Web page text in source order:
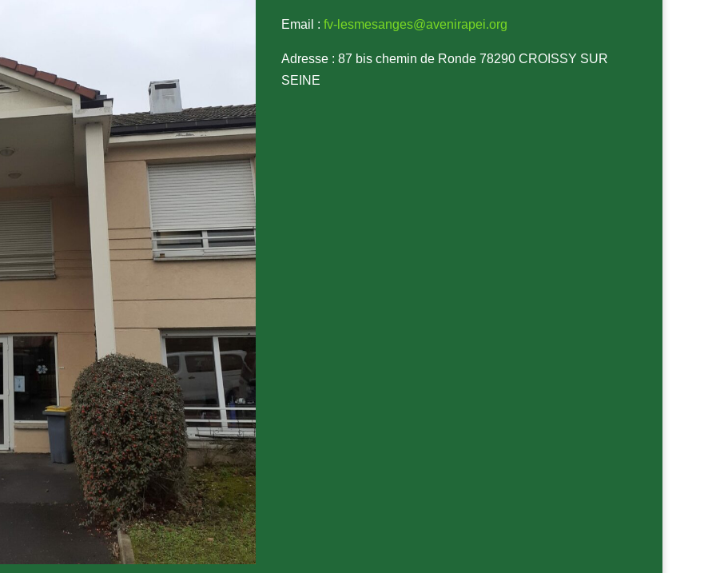
Email :fv-lesmesanges@avenirapei.org
Adresse : 87 bis chemin de Ronde 78290 CROISSY SUR
SEINE